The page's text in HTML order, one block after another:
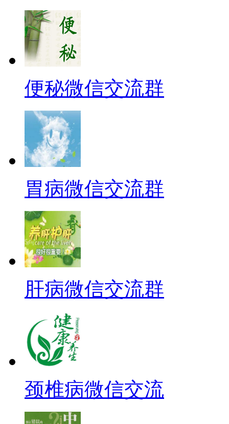
便秘微信交流群
胃病微信交流群
肝病微信交流群
颈椎病微信交流